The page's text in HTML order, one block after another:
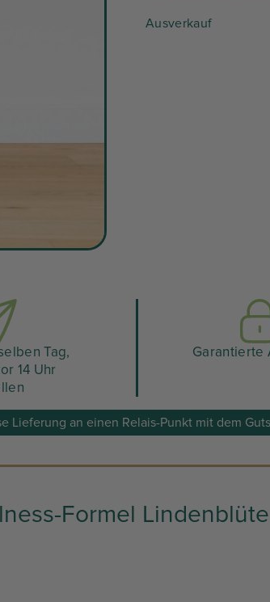
Ausverkauf
Tag,
14 Uhr
Garantierte
Lieferung an einen Relais-Punkt mit dem
Formel